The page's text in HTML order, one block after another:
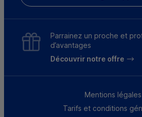
Parrainez un proche et
d’avantages
Découvrir notre offre
Mentions légales
Tarifs et conditions